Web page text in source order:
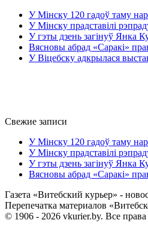
У Мінску 120 гадоў таму
У Мінску прадставілі
У гэты дзень загінуў Янка
Вясновы абрад «Саракі»
У Віцебску адкрылася
Свежие записи
У Мінску 120 гадоў таму
У Мінску прадставілі
У гэты дзень загінуў Янка
Вясновы абрад «Саракі»
Газета «Витебский курьер» -
Перепечатка материалов
© 1906 - 2026 vkurier.by. Все